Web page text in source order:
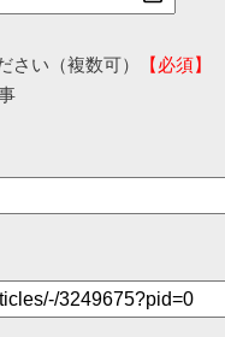
さい（複数可）
【必須】